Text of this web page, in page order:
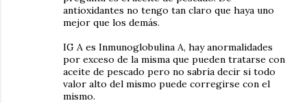
antioxidantes no tengo tan claro que haya uno
mejor que los demás.
IG A es Inmunoglobulina A, hay anormalidades
por exceso de la misma que pueden tratarse con
aceite de pescado pero no sabría decir si todo
valor alto del mismo puede corregirse con el
mismo.